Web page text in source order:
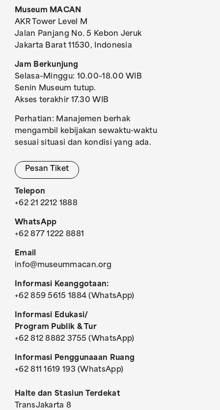
Museum MACAN
AKR Tower Level M
Jalan Panjang No. 5 Kebon Jeruk
Jakarta Barat 11530, Indonesia
Jam Berkunjung
Selasa–Minggu: 10.00–18.00 WIB
Senin Museum tutup.
Akses terakhir 17.30 WIB
Perhatian: Manajemen berhak
mengambil kebijakan sewaktu-waktu
sesuai situasi dan kondisi yang ada.
Pesan Tiket
Telepon
+62 21 2212 1888
WhatsApp
+62 877 1222 8881
Email
info@museummacan.org
Informasi Keanggotaan:
+62 859 5615 1884 (WhatsApp)
Informasi Edukasi/
Program Publik & Tur
+62 812 8882 3755 (WhatsApp)
Informasi Penggunaaan Ruang
+62 811 1619 193 (WhatsApp)
Halte dan Stasiun Terdekat
TransJakarta 8